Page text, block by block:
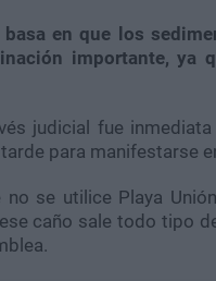
en que los
importante, ya
judicial fue
para manifestarse
no se utilice Playa
caño sale todo tipo